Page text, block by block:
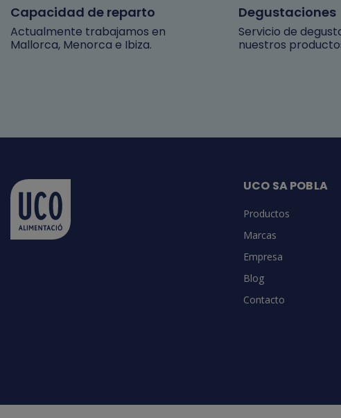
Capacidad de reparto
Actualmente trabajamos en
Mallorca, Menorca e Ibiza.
Degustaciones
Servicio de
nuestros
UCO SA POBLA
Productos
Marcas
Empresa
Blog
Contacto